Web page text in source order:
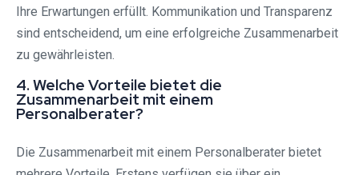
Ihre Erwartungen erfüllt. Kommunikation und Transparenz
sind entscheidend, um eine erfolgreiche Zusammenarbeit
zu gewährleisten.
4. Welche Vorteile bietet die
Zusammenarbeit mit einem
Personalberater?
Die Zusammenarbeit mit einem Personalberater bietet